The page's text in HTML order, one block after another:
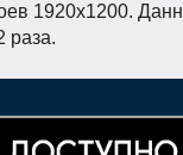
1920x1200.
раза.